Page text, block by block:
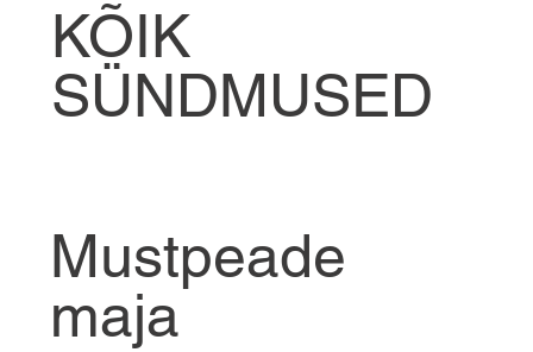
KÕIK
SÜNDMUSED
Mustpeade
maja